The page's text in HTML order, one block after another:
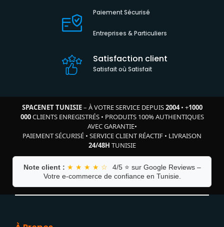
Paiement Sécurisé
Entreprises & Particuliers
Satisfaction client
Satisfait où Satisfait
SPACENET TUNISIE– À VOTRE SERVICE DEPUIS2004• +1000
000CLIENTS ENREGISTRÉS• PRODUITS 100% AUTHENTIQUES
AVEC GARANTIE•
PAIEMENT SÉCURISÉ • SERVICE CLIENT RÉACTIF • LIVRAISON
24/48H TUNISIE
Note client : ★ ★ ★ ★ ☆
4/5 ⭐ sur Google Reviews –
Votre e-commerce de confiance en Tunisie.